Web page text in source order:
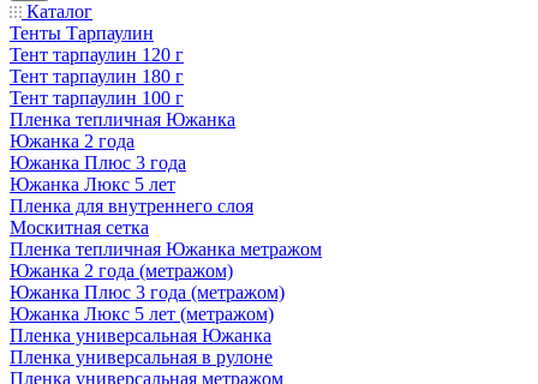
Каталог
Тенты Тарпаулин
Тент тарпаулин 120 г
Тент тарпаулин 180 г
Тент тарпаулин 100 г
Пленка тепличная Южанка
Южанка 2 года
Южанка Плюс 3 года
Южанка Люкс 5 лет
Пленка для внутреннего слоя
Москитная сетка
Пленка тепличная Южанка метражом
Южанка 2 года (метражом)
Южанка Плюс 3 года (метражом)
Южанка Люкс 5 лет (метражом)
Пленка универсальная Южанка
Пленка универсальная в рулоне
Пленка универсальная метражом